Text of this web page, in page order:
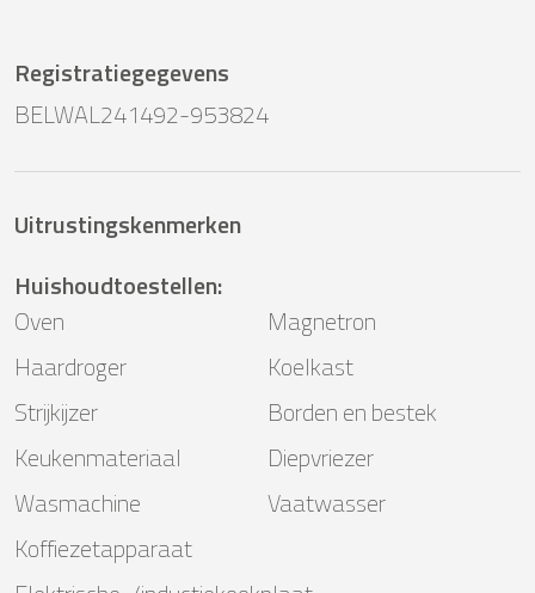
Registratiegegevens
BELWAL241492-953824
Uitrustingskenmerken
Huishoudtoestellen:
Oven
Magnetron
Haardroger
Koelkast
Strijkijzer
Borden en bestek
Keukenmateriaal
Diepvriezer
Wasmachine
Vaatwasser
Koffiezetapparaat